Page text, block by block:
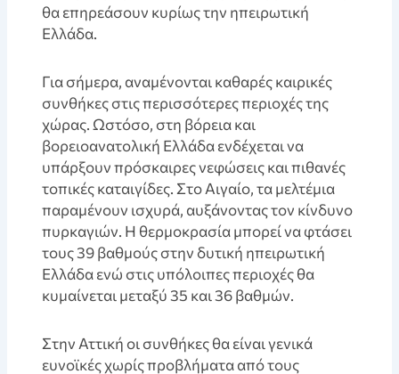
θα επηρεάσουν κυρίως την ηπειρωτική
Ελλάδα.
Για σήμερα, αναμένονται καθαρές καιρικές
συνθήκες στις περισσότερες περιοχές της
χώρας. Ωστόσο, στη βόρεια και
βορειοανατολική Ελλάδα ενδέχεται να
υπάρξουν πρόσκαιρες νεφώσεις και πιθανές
τοπικές καταιγίδες. Στο Αιγαίο, τα μελτέμια
παραμένουν ισχυρά, αυξάνοντας τον κίνδυνο
πυρκαγιών. Η θερμοκρασία μπορεί να φτάσει
τους 39 βαθμούς στην δυτική ηπειρωτική
Ελλάδα ενώ στις υπόλοιπες περιοχές θα
κυμαίνεται μεταξύ 35 και 36 βαθμών.
Στην Αττική οι συνθήκες θα είναι γενικά
ευνοϊκές χωρίς προβλήματα από τους